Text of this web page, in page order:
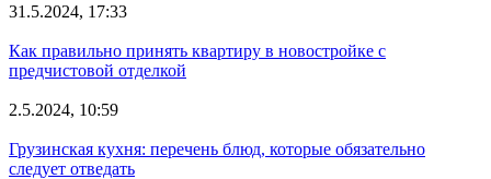
31.5.2024, 17:33
Как правильно принять квартиру в новостройке с
предчистовой отделкой
2.5.2024, 10:59
Грузинская кухня: перечень блюд, которые обязательно
следует отведать